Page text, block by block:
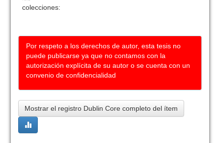
colecciones:
Por respeto a los derechos de autor, esta tesis no
puede publicarse ya que no contamos con la
autorización explícita de su autor o se cuenta con un
convenio de confidencialidad
Mostrar el registro Dublin Core completo del ítem